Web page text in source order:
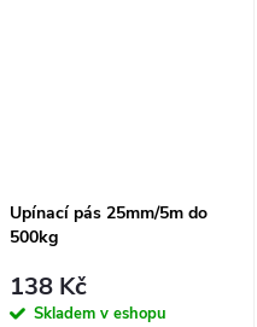
Upínací pás 25mm/5m do
500kg
138 Kč
Skladem v eshopu